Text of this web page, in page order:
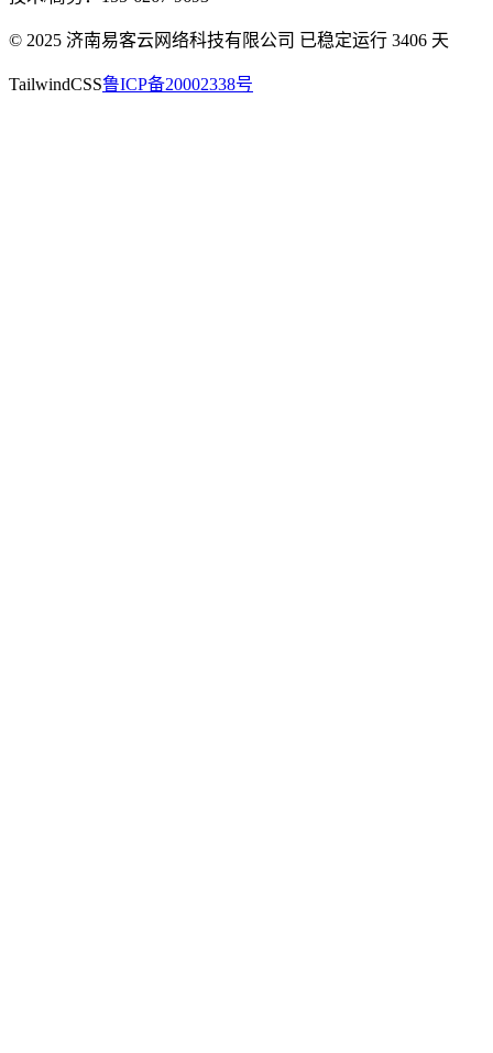
© 2025 济南易客云网络科技有限公司 已稳定运行 3406 天
TailwindCSS鲁ICP备20002338号